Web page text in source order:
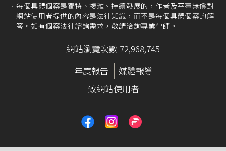
每個具體個案是獨特、複雜、持續發展的，作者及平臺無償對
網站使用者提供的內容是法律知識，而不是每個具體個案的解
答。如有個案法律諮詢需求，敬請洽詢專業律師。
網站瀏覽次數 72,968,745
年度報告
媒體報導
致網站使用者